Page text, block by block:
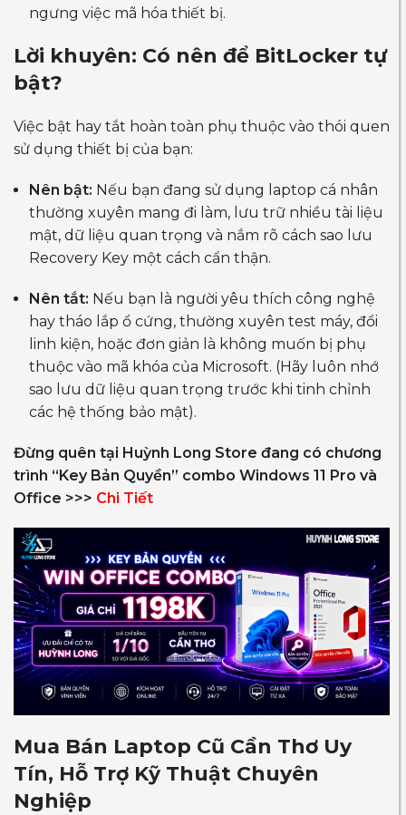
ngưng việc mã hóa thiết bị.
Lời khuyên: Có nên để BitLocker tự
bật?
Việc bật hay tắt hoàn toàn phụ thuộc vào thói quen
sử dụng thiết bị của bạn:
Nên bật: Nếu bạn đang sử dụng laptop cá nhân
thường xuyên mang đi làm, lưu trữ nhiều tài liệu
mật, dữ liệu quan trọng và nắm rõ cách sao lưu
Recovery Key một cách cẩn thận.
Nên tắt: Nếu bạn là người yêu thích công nghệ
hay tháo lắp ổ cứng, thường xuyên test máy, đổi
linh kiện, hoặc đơn giản là không muốn bị phụ
thuộc vào mã khóa của Microsoft. (Hãy luôn nhớ
sao lưu dữ liệu quan trọng trước khi tinh chỉnh
các hệ thống bảo mật).
Đừng quên tại Huỳnh Long Store đang có chương
trình “Key Bản Quyền” combo Windows 11 Pro và
Office >>> Chi Tiết
Mua Bán Laptop Cũ Cần Thơ Uy
Tín, Hỗ Trợ Kỹ Thuật Chuyên
Nghiệp